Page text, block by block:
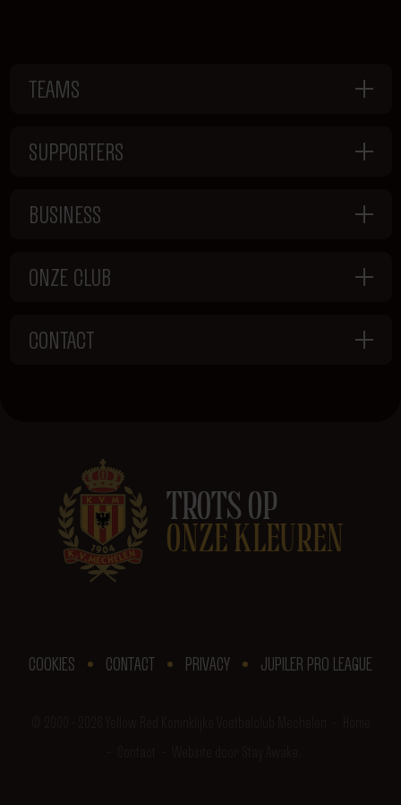
TEAMS
SUPPORTERS
BUSINESS
ONZE CLUB
CONTACT
TROTS OP
ONZE KLEUREN
COOKIES CONTACT PRIVACY JUPILER PRO LEAGUE